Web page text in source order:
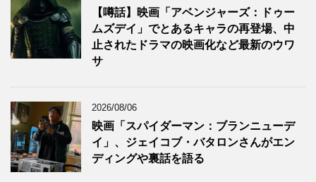
【噂話】映画「アベンジャーズ：ドゥー
ムズデイ」でとあるキャラの再登場、中
止されたドラマの映画化など最新のウワ
サ
2026/08/06
映画「スパイダーマン：ブランニューデ
イ」、ジェイコブ・バタロンさんがエン
ディングや裏話を語る